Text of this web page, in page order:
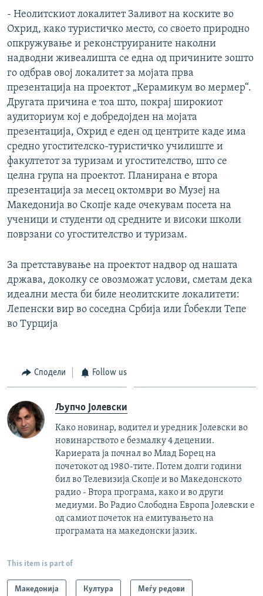
- Неолитскиот локалитет Заливот на коските во
Охрид, како туристичко место, со своето природно
опкружување и реконструираните наколни
надводни живеалишта се една од причините зошто
го одбрав овој локалитет за мојата прва
презентација на проектот „Керамикум во мермер“.
Другата причина е тоа што, покрај широкиот
аудиториум кој е добредојден на мојата
презентација, Охрид е еден од центрите каде има
средно угостителско-туристичко училиште и
факултетот за туризам и угостителство, што се
целна група на проектот. Планирана е втора
презентација за месец октомври во Музеј на
Македонија во Скопје каде очекувам посета на
ученици и студенти од средните и високи школи
поврзани со угостителство и туризам.
За претставување на проектот надвор од нашата
држава, доколку се овозможат услови, сметам дека
идеални места би биле неолитските локалитети:
Лепенски вир во соседна Србија или Ѓобекли Тепе
во Турција
Сподели Follow us
Љупчо Јолевски
Како новинар, водител и уредник Јолевски во
новинарството е безмалку 4 децении.
Кариерата ја почнал во Млад Борец на
почетокот од 1980-тите. Потем долги години
бил во Телевизија Скопје и во Македонското
радио - Втора програма, како и во други
медиуми. Во Радио Слободна Европа Јолевски е
од самиот почеток на емитувањето на
програмата на македонски јазик.
This item is part of
Македонија Култура Меѓу редови